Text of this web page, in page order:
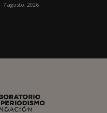
7 agosto, 2026